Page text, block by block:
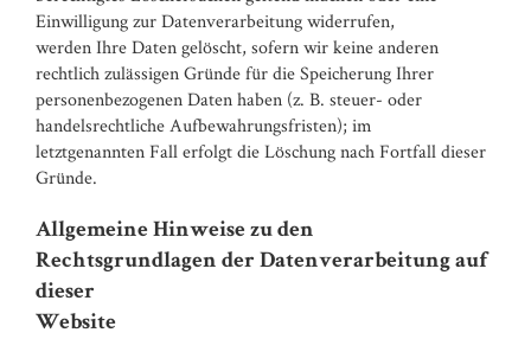
Einwilligung zur Datenverarbeitung widerrufen,
werden Ihre Daten gelöscht, sofern wir keine anderen
rechtlich zulässigen Gründe für die Speicherung Ihrer
personenbezogenen Daten haben (z. B. steuer- oder
handelsrechtliche Aufbewahrungsfristen); im
letztgenannten Fall erfolgt die Löschung nach Fortfall dieser
Gründe.
Allgemeine Hinweise zu den
Rechtsgrundlagen der Datenverarbeitung auf
dieser
Website